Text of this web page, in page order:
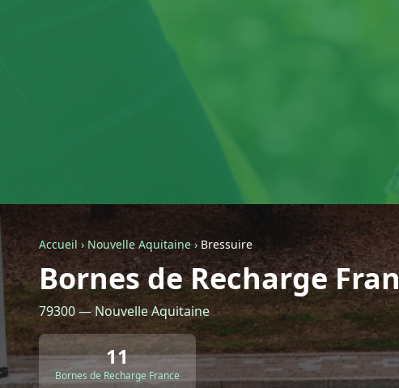
Accueil › Nouvelle Aquitaine › Bressuire
Bornes de Recharge
79300 — Nouvelle Aquitaine
11
Bornes de Recharge France